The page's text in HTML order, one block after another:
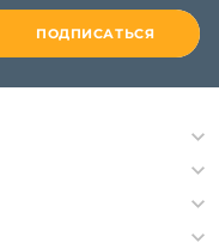
ПОДПИСАТЬСЯ